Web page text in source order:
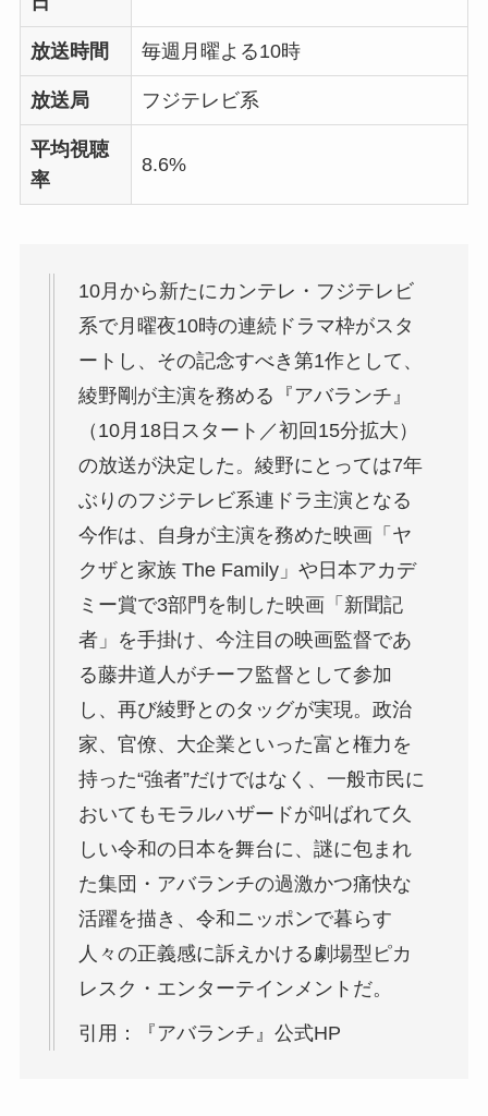
放送時間 毎週月曜よる10時
放送局 フジテレビ系
平均視聴
率
8.6%
10月から新たにカンテレ・フジテレビ
系で月曜夜10時の連続ドラマ枠がスタ
ートし、その記念すべき第1作として、
綾野剛が主演を務める『アバランチ』
（10月18日スタート／初回15分拡大）
の放送が決定した。綾野にとっては7年
ぶりのフジテレビ系連ドラ主演となる
今作は、自身が主演を務めた映画「ヤ
クザと家族 The Family」や日本アカデ
ミー賞で3部門を制した映画「新聞記
者」を手掛け、今注目の映画監督であ
る藤井道人がチーフ監督として参加
し、再び綾野とのタッグが実現。政治
家、官僚、大企業といった富と権力を
持った“強者”だけではなく、一般市民に
おいてもモラルハザードが叫ばれて久
しい令和の日本を舞台に、謎に包まれ
た集団・アバランチの過激かつ痛快な
活躍を描き、令和ニッポンで暮らす
人々の正義感に訴えかける劇場型ピカ
レスク・エンターテインメントだ。
引用：『アバランチ』公式HP